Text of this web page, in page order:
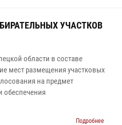
УЧАСТКОВ
области в составе
мест размещения участковых
на предмет
обеспечения
Подробнее